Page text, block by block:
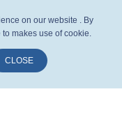
on our website . By
makes use of cookie.
CLOSE